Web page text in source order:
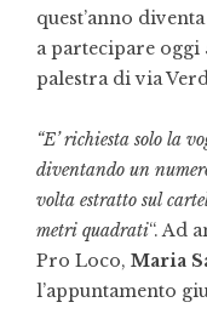
quest’anno
a partecipare oggi
palestra di via
“E’ richiesta solo la
diventando un
volta estratto sul
metri quadrati“. Ad
Pro Loco, Maria
l’appuntamento